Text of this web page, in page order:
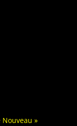
Nouveau »